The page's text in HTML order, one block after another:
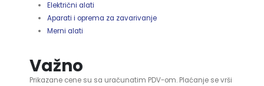
Električni alati
Aparati i oprema za zavarivanje
Merni alati
Važno
Prikazane cene su sa uračunatim PDV-om. Plaćanje se vrši